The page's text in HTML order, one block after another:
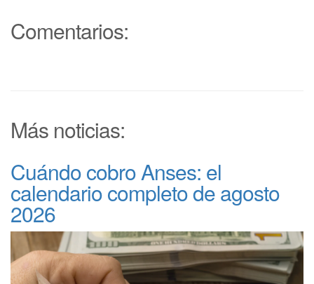
Comentarios:
Más noticias:
Cuándo cobro Anses: el
calendario completo de agosto
2026